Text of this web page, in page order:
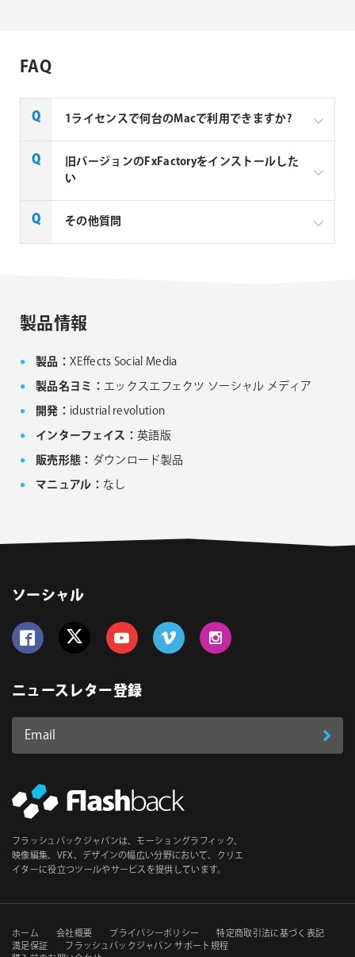
FAQ
1ライセンスで何台のMacで利用できますか?
Noise Industries社製品、FxFactory プラグインファミ
リー製品は、1ライセンスにつき1台のMacでのみ使用
旧バージョンのFxFactoryをインストールした
い
FxFactory 旧バージョンインストーラーページよりご
その他質問
製品情報
製品： XEffects Social Media
製品名ヨミ： エックスエフェクツ ソーシャル メディア
開発： idustrial revolution
インターフェイス： 英語版
販売形態： ダウンロード製品
マニュアル： なし
ソーシャル
ニュースレター登録
Email
ス
必
須
登
フラッシュバックジャパンは、モーショングラフィック、
映像編集、VFX、デザインの幅広い分野において、クリエ
イターに役立つツールやサービスを提供しています。
セ
ホーム 会社概要 プライバシーポリシー
特定商取引法に基づく表記
満足保証
フラッシュバックジャパン サポート規程